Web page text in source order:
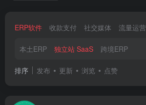
ERP软件 收款支付 社交媒体 流量运营
本土ERP 独立站 SaaS 跨境ERP
排序 发布 更新 浏览 点赞